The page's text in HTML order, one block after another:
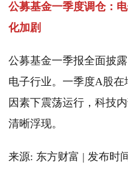
公募基金一季度调仓：
化加剧
公募基金一季报全面披
电子行业。一季度A股
因素下震荡运行，科技
清晰浮现。
来源: 东方财富 | 发布时